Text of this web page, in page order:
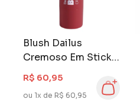
Blush Dailus
Cremoso Em Stick
Marsala
R$ 60,95
ou 1x de R$ 60,95